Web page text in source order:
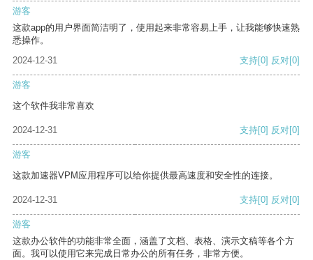
游客
这款app的用户界面简洁明了，使用起来非常容易上手，让我能够快速熟
悉操作。
2024-12-31
支持[0] 反对[0]
游客
这个软件我非常喜欢
2024-12-31 支持[0] 反对[0]
游客
这款加速器VPM应用程序可以给你提供最高速度和安全性的连接。
2024-12-31 支持[0] 反对[0]
游客
这款办公软件的功能非常全面，涵盖了文档、表格、演示文稿等各个方
面。我可以使用它来完成日常办公的所有任务，非常方便。